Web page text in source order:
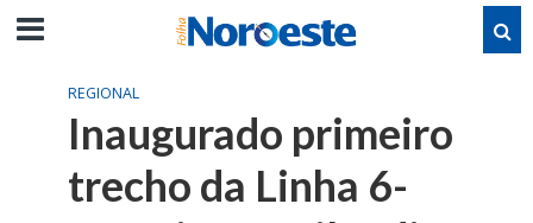
REGIONAL
Inaugurado primeiro
trecho da Linha 6-